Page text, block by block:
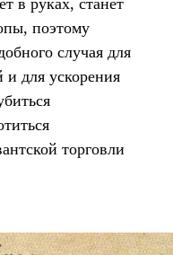
в руках, станет
поэтому
случая для
для ускорения
торговли